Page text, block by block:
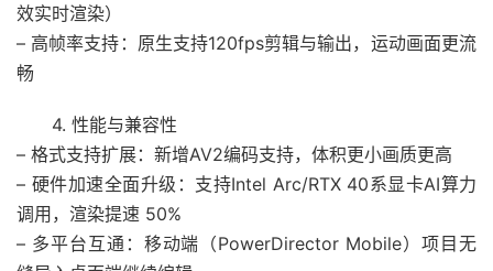
效实时渲染）
– 高帧率支持：原生支持120fps剪辑与输出，运动画面更流
畅
4. 性能与兼容性
– 格式支持扩展：新增AV2编码支持，体积更小画质更高
– 硬件加速全面升级：支持Intel Arc/RTX 40系显卡AI算力
调用，渲染提速 50%
– 多平台互通：移动端（PowerDirector Mobile）项目无